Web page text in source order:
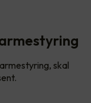
skal